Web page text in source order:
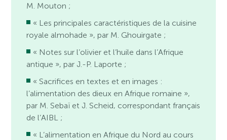
M. Mouton ;
« Les principales caractéristiques de la cuisine
royale almohade », par M. Ghouirgate ;
« Notes sur l’olivier et l’huile dans l’Afrique
antique », par J.-P. Laporte ;
« Sacrifices en textes et en images :
l’alimentation des dieux en Afrique romaine »,
par M. Sebaï et J. Scheid, correspondant français
de l’AIBL ;
« L’alimentation en Afrique du Nord au cours